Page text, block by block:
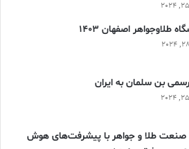
طلاوجواهر اصفهان 1403
بن سلمان به ایران
صنعت طلا و جواهر با پیشرفت‌های هوش